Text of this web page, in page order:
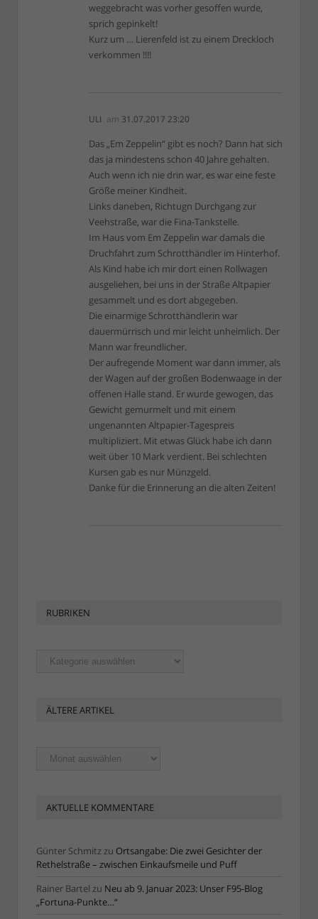
weggebracht was vorher gesoffen wurde,
sprich gepinkelt!
Kurz um … Lierenfeld ist zu einem Dreckloch
verkommen !!!!
ULI am 31.07.2017 23:20
Das „Em Zeppelin“ gibt es noch? Dann hat sich
das ja mindestens schon 40 Jahre gehalten.
Auch wenn ich nie drin war, es war eine feste
Größe meiner Kindheit.
Links daneben, Richtugn Durchgang zur
Veehstraße, war die Fina-Tankstelle.
Im Haus vom Em Zeppelin war damals die
Druchfahrt zum Schrotthändler im Hinterhof.
Als Kind habe ich mir dort einen Rollwagen
ausgeliehen, bei uns in der Straße Altpapier
gesammelt und es dort abgegeben.
Die einarmige Schrotthändlerin war
dauermürrisch und mir leicht unheimlich. Der
Mann war freundlicher.
Der aufregende Moment war dann immer, als
der Wagen auf der großen Bodenwaage in der
offenen Halle stand. Er wurde gewogen, das
Gewicht gemurmelt und mit einem
ungenannten Altpapier-Tagespreis
multipliziert. Mit etwas Glück habe ich dann
weit über 10 Mark verdient. Bei schlechten
Kursen gab es nur Münzgeld.
Danke für die Erinnerung an die alten Zeiten!
RUBRIKEN
Rubriken
ÄLTERE ARTIKEL
Ältere
Artikel
AKTUELLE KOMMENTARE
Günter Schmitzzu Ortsangabe: Die zwei Gesichter der
Rethelstraße – zwischen Einkaufsmeile und Puff
Rainer Bartel zu Neu ab 9. Januar 2023: Unser F95-Blog
„Fortuna-Punkte…“